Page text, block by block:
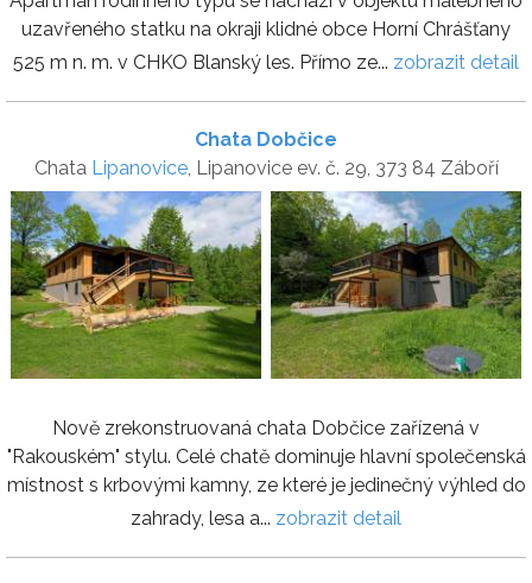
uzavřeného statku na okraji klidné obce Horní Chrášťany
525 m n. m. v CHKO Blanský les. Přímo ze... zobrazit detail
Chata Dobčice
Chata Lipanovice, Lipanovice ev. č. 29, 373 84 Záboří
Nově zrekonstruovaná chata Dobčice zařízená v
"Rakouském" stylu. Celé chatě dominuje hlavní společenská
místnost s krbovými kamny, ze které je jedinečný výhled do
zahrady, lesa a... zobrazit detail